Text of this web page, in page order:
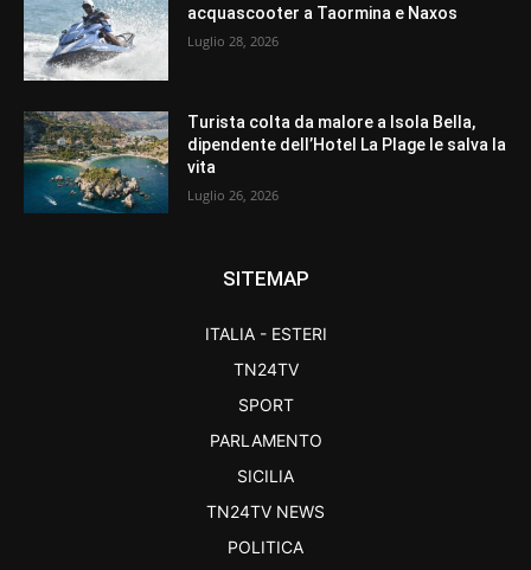
acquascooter a Taormina e Naxos
Luglio 28, 2026
Turista colta da malore a Isola Bella,
dipendente dell’Hotel La Plage le salva la
vita
Luglio 26, 2026
SITEMAP
ITALIA - ESTERI
TN24TV
SPORT
PARLAMENTO
SICILIA
TN24TV NEWS
POLITICA